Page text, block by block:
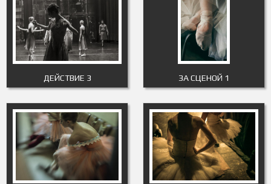
ДЕЙСТВИЕ 3 ЗА СЦЕНОЙ 1